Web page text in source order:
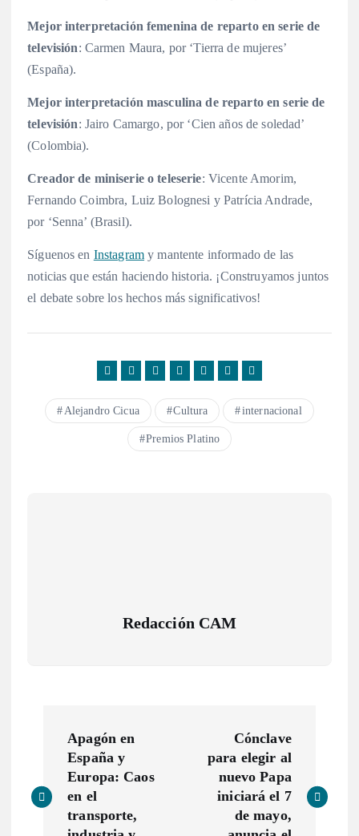
Mejor interpretación femenina de reparto en serie de
televisión: Carmen Maura, por ‘Tierra de mujeres’
(España).
Mejor interpretación masculina de reparto en serie de
televisión: Jairo Camargo, por ‘Cien años de soledad’
(Colombia).
Creador de miniserie o teleserie: Vicente Amorim,
Fernando Coimbra, Luiz Bolognesi y Patrícia Andrade,
por ‘Senna’ (Brasil).
Síguenos en Instagram y mantente informado de las
noticias que están haciendo historia. ¡Construyamos juntos
el debate sobre los hechos más significativos!
Alejandro Cicua Cultura internacional
Premios Platino
Redacción CAM
v
Apagón en
España y
Europa: Caos
en el
transporte,
Cónclave
para elegir al
nuevo Papa
iniciará el 7
de mayo,